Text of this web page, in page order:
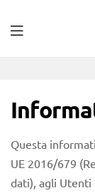
Questa
UE 2016/679
dati), agli Utenti